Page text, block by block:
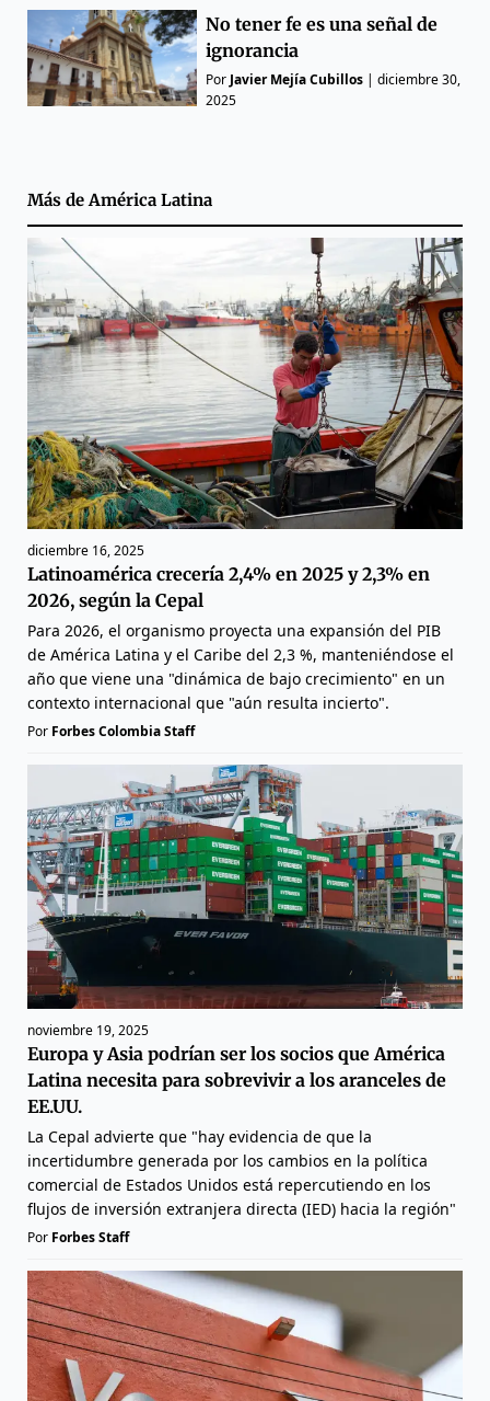
No tener fe es una señal de
ignorancia
Por Javier Mejía Cubillos |diciembre 30,
2025
Más deAmérica Latina
diciembre 16, 2025
Latinoamérica crecería 2,4% en 2025 y 2,3% en
2026, según la Cepal
Para 2026, el organismo proyecta una expansión del PIB
de América Latina y el Caribe del 2,3 %, manteniéndose el
año que viene una "dinámica de bajo crecimiento" en un
contexto internacional que "aún resulta incierto".
Por Forbes Colombia Staff
noviembre 19, 2025
Europa y Asia podrían ser los socios que América
Latina necesita para sobrevivir a los aranceles de
EE.UU.
La Cepal advierte que "hay evidencia de que la
incertidumbre generada por los cambios en la política
comercial de Estados Unidos está repercutiendo en los
flujos de inversión extranjera directa (IED) hacia la región"
Por Forbes Staff